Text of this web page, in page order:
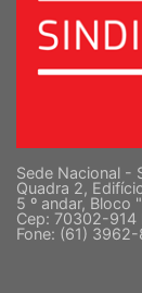
Sede Nacional -
Quadra 2,
5 º andar, Bloco
Cep: 70302-914
Fone: (61)